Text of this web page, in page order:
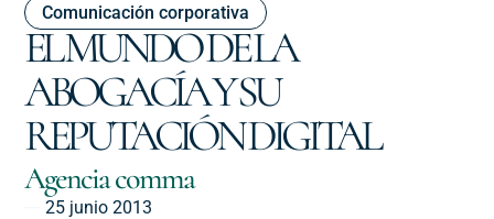
EL MUNDO DE LA
ABOGACÍA Y SU
REPUTACIÓN DIGITAL
Comunicación corporativa
Agencia comma
25 junio 2013